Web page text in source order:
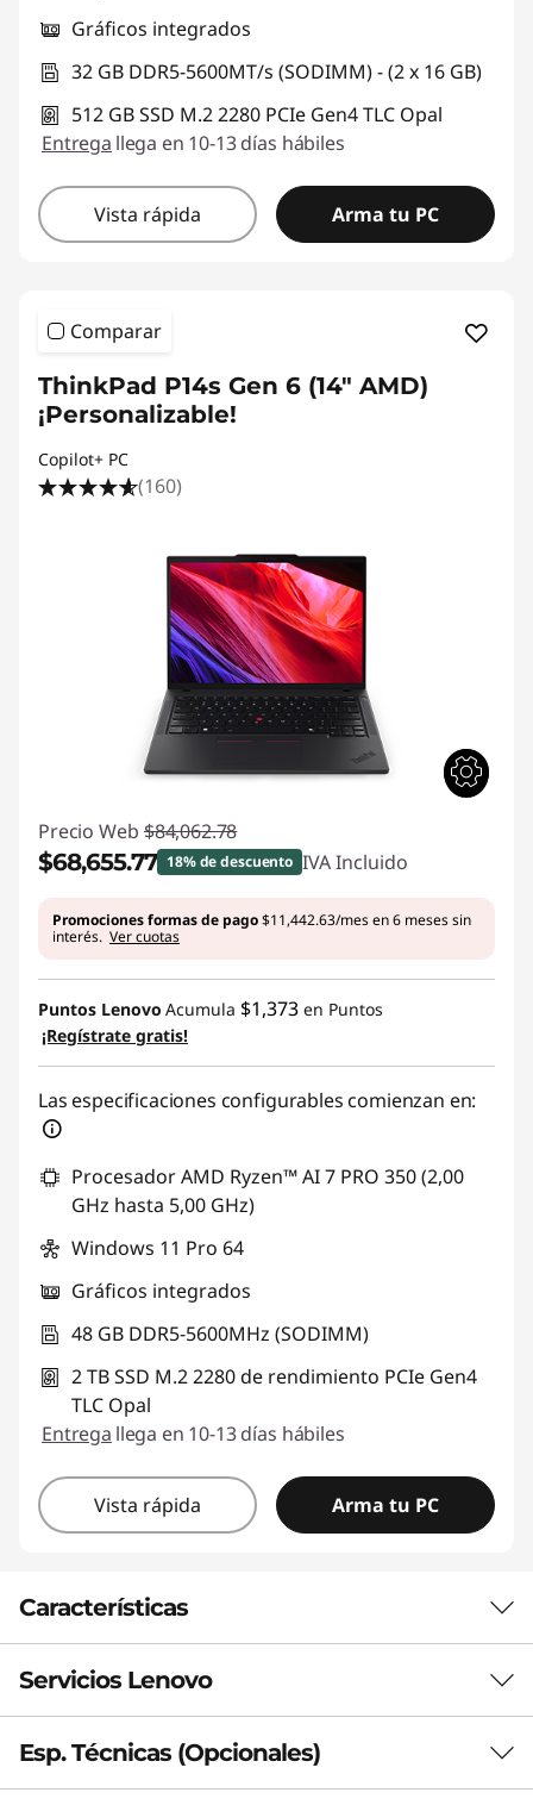
Gráficos integrados
32 GB DDR5-5600MT/s (SODIMM) - (2 x 16 GB)
512 GB SSD M.2 2280 PCIe Gen4 TLC Opal
Entrega llega en 10-13 días hábiles
Vista rápida Arma tu PC
Comparar
ThinkPad P14s Gen 6 (14" AMD)
¡Personalizable!
Copilot+ PC
(160)
Precio Web $84,062.78
$68,655.77 18% de descuento IVA Incluido
Ahorros instantáneos : -$15,407.01
Promociones formas de pago$11,442.63/mes en 6 meses sin
interés. Ver cuotas
Puntos Lenovo Acumula $1,373 en Puntos
¡Regístrate gratis!
Las especificaciones configurables comienzan en:
Procesador AMD Ryzen™ AI 7 PRO 350 (2,00
GHz hasta 5,00 GHz)
Windows 11 Pro 64
Gráficos integrados
48 GB DDR5-5600MHz (SODIMM)
2 TB SSD M.2 2280 de rendimiento PCIe Gen4
TLC Opal
Entrega llega en 10-13 días hábiles
Vista rápida Arma tu PC
Características
DISEÑO ELEGANTE, RENDIMIENTO SERIO
Potencia optimizada
para IA en un diseño
Servicios Lenovo
Premier Support Plus
Esp. Técnicas (Opcionales)